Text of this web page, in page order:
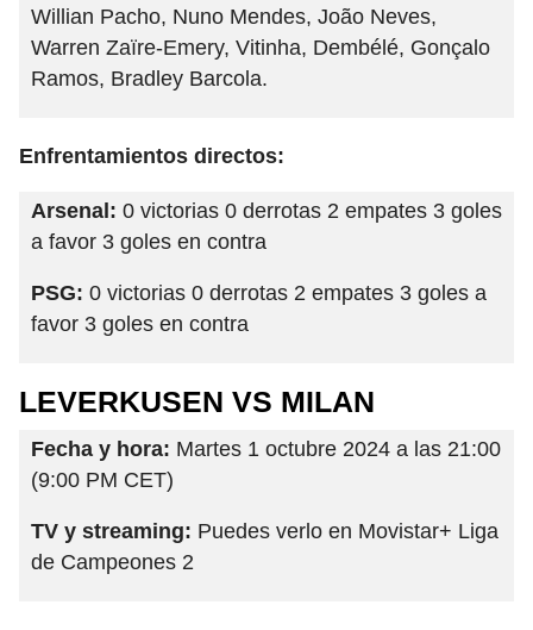
Willian Pacho, Nuno Mendes, João Neves,
Warren Zaïre-Emery, Vitinha, Dembélé, Gonçalo
Ramos, Bradley Barcola.
Enfrentamientos directos:
Arsenal: 0 victorias 0 derrotas 2 empates 3 goles
a favor 3 goles en contra
PSG: 0 victorias 0 derrotas 2 empates 3 goles a
favor 3 goles en contra
LEVERKUSEN VS MILAN
Fecha y hora: Martes 1 octubre 2024 a las 21:00
(9:00 PM CET)
TV y streaming: Puedes verlo en Movistar+ Liga
de Campeones 2